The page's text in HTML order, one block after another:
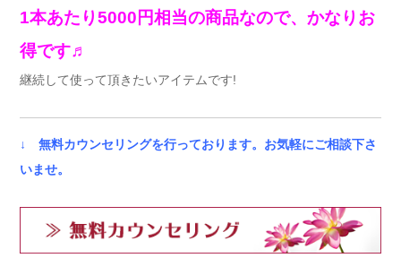
1本あたり5000円相当の商品なので、かなりお
得です♬
継続して使って頂きたいアイテムです!
↓ 無料カウンセリングを行っております。お気軽にご相談下さ
いませ。